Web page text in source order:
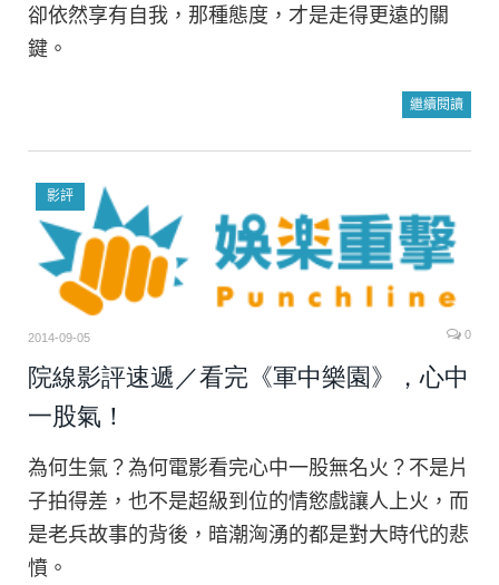
卻依然享有自我，那種態度，才是走得更遠的關
鍵。
繼續閱讀
影評
2014-09-05 0
院線影評速遞／看完《軍中樂園》，心中
一股氣！
為何生氣？為何電影看完心中一股無名火？不是片
子拍得差，也不是超級到位的情慾戲讓人上火，而
是老兵故事的背後，暗潮洶湧的都是對大時代的悲
憤。